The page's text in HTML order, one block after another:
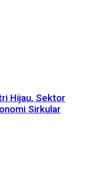
Hijau, Sektor
Sirkular